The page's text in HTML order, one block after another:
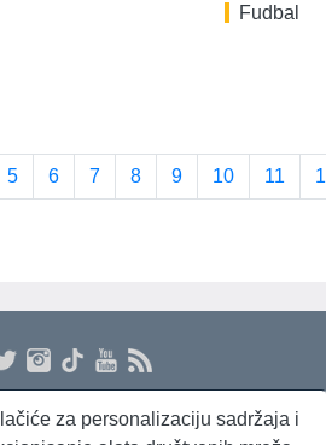
Fudbal
5 6 7 8 9 10 11
za personalizaciju sadržaja i